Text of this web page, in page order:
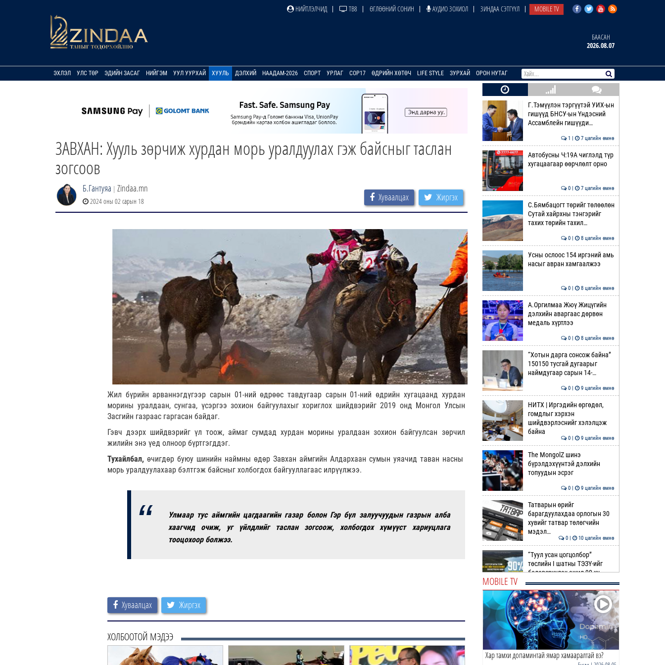
НИЙТЛЭЛЧИД ТВ8 ӨГЛӨӨНИЙ СОНИН АУДИО ЗОХИОЛ ЗИНДАА СЭТГҮҮЛ MOBILE TV
БААСАН
2026.08.07
ЭХЛЭЛ УЛС ТӨР ЭДИЙН ЗАСАГ НИЙГЭМ УУЛ УУРХАЙ ХУУЛЬ ДЭЛХИЙ НААДАМ-2026 СПОРТ УРЛАГ COP17 ӨДРИЙН ХӨТӨЧ LIFE STYLE ЗУРХАЙ ОРОН НУТАГ
ЗАВХАН: Хууль зөрчиж хурдан морь уралдуулах гэж байсныг таслан
зогсоов
Б.Гантуяа | Zindaa.mn
2024 оны 02 сарын 18 Хуваалцах Жиргэх
Жил бүрийн арваннэгдүгээр сарын 01-ний өдрөөс тавдугаар сарын 01-ний өдрийн хугацаанд хурдан
морины уралдаан, сунгаа, үсэргээ зохион байгуулахыг хориглох шийдвэрийг 2019 онд Монгол Улсын
Засгийн газраас гаргасан байдаг.
Гэвч дээрх шийдвэрийг үл тоож, аймаг сумдад хурдан морины уралдаан зохион байгуулсан зөрчил
жилийн энэ үед олноор бүртгэгддэг.
Тухайлбал, өчигдөр буюу шинийн наймны өдөр Завхан аймгийн Алдархаан сумын уяачид таван насны
морь уралдуулахаар бэлтгэж байсныг холбогдох байгууллагаас илрүүлжээ.
Улмаар тус аймгийн цагдаагийн газар болон Гэр бүл залуучуудын газрын алба
хаагчид очиж, уг үйлдлийг таслан зогсоож, холбогдох хүмүүст хариуцлага
тооцохоор болжээ.
Хуваалцах Жиргэх
ХОЛБООТОЙ МЭДЭЭ
Г.Тэмүүлэн тэргүүтэй УИХ-ын
гишүүд БНСУ-ын Үндэсний
Ассамблейн гишүүди…
1 | 7 цагийн өмнө
Автобусны Ч:19А чиглэлд түр
хугацаагаар өөрчлөлт орно
0 | 7 цагийн өмнө
С.Бямбацогт төрийг төлөөлөн
Сутай хайрхны тэнгэрийг
тахих төрийн тахил…
0 | 8 цагийн өмнө
Усны ослоос 154 иргэний амь
насыг авран хамгаалжээ
0 | 8 цагийн өмнө
А.Оргилмаа Жюү Жицүгийн
дэлхийн аваргаас дөрвөн
медаль хүртлээ
0 | 8 цагийн өмнө
“Хотын дарга сонсож байна”
150150 тусгай дугаарыг
наймдугаар сарын 14-…
0 | 9 цагийн өмнө
НИТХ | Иргэдийн өргөдөл,
гомдлыг хэрхэн
шийдвэрлэснийг хэлэлцэж
байна
0 | 9 цагийн өмнө
The MongolZ шинэ
бүрэлдэхүүнтэй дэлхийн
топуудын эсрэг
0 | 9 цагийн өмнө
Татварын өрийг
барагдуулахдаа орлогын 30
хувийг татвар төлөгчийн
мэдэл…
0 | 10 цагийн өмнө
“Туул усан цогцолбор”
төслийн I шатны ТЭЗҮ-ийг
боловсруулах ажил 90 ху…
Нийслэлийн иргэдийн
Төлөөлөгчдийн Хурлын
Ээлжит VIII хуралдаан
эхэллээ
0 | 10 цагийн өмнө
ТОО | Гадаад валютын нөөц
MOBILE TV
Хар тамхи допаминтай ямар хамааралтай вэ?